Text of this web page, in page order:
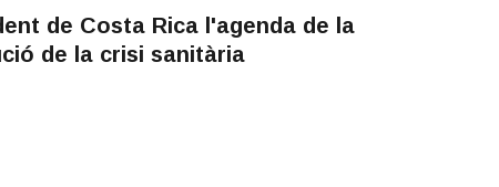
de Costa Rica l'agenda de la
de la crisi sanitària